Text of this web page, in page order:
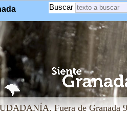
Buscar
Fuera de Granada